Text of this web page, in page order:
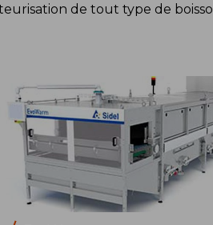
de tout type de